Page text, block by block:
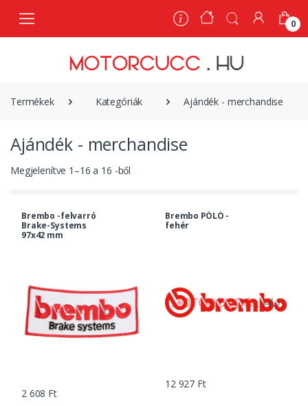
0
Termékek Kategóriák Ajándék - merchandise
Ajándék - merchandise
Megjelenítve 1 –16 a 16 -ből
Brembo -felvarró
Brake-Systems
97x42 mm
2 608 Ft
Brembo PÓLÓ -
fehér
12 927 Ft
0